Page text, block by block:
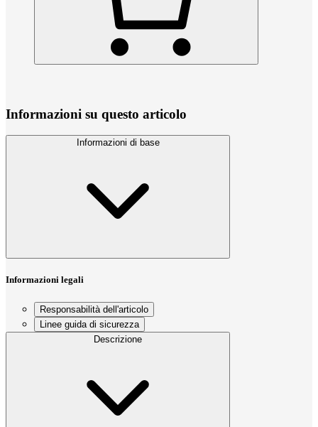
Informazioni su questo articolo
Informazioni di base
Informazioni legali
Responsabilità dell'articolo
Linee guida di sicurezza
Descrizione